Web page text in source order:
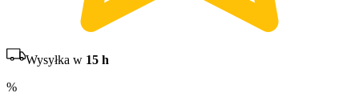
Wysyłka w 15 h
%